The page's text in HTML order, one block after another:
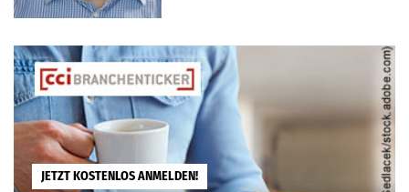
JETZT KOSTENLOS ANMELDEN!